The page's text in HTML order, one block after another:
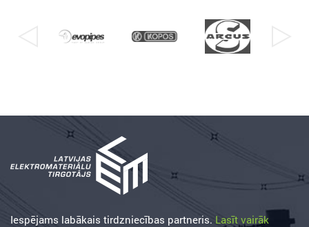
Iespējams labākais tirdzniecības partneris. Lasīt vairāk